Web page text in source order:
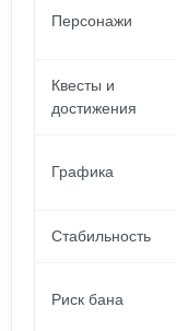
Персонажи
Квесты и
достижения
Графика
Стабильность
Риск бана